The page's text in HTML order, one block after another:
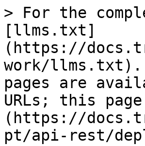
> For the
[llms.txt]
(https://
work/llms.txt).
pages are
URLs; this
(https://
pt/api-rest/